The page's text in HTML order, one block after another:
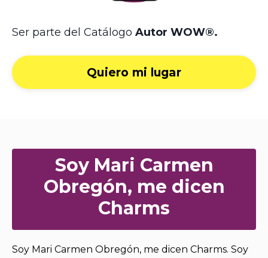
Ser parte del Catálogo Autor WOW®.
Quiero mi lugar
Soy Mari Carmen
Obregón, me dicen
Charms
Soy Mari Carmen Obregón, me dicen Charms. Soy